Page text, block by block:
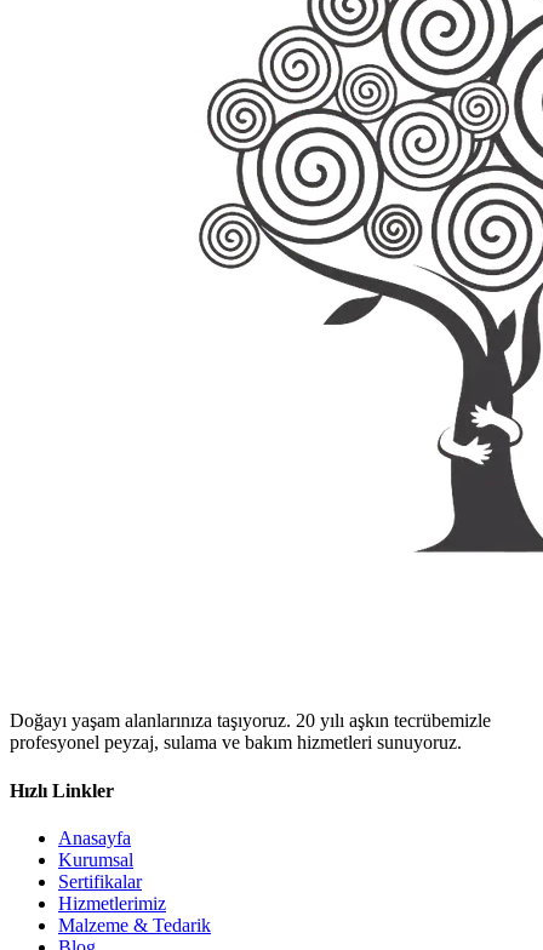
Doğayı yaşam alanlarınıza taşıyoruz. 20 yılı aşkın tecrübemizle
profesyonel peyzaj, sulama ve bakım hizmetleri sunuyoruz.
Hızlı Linkler
Anasayfa
Kurumsal
Sertifikalar
Hizmetlerimiz
Malzeme & Tedarik